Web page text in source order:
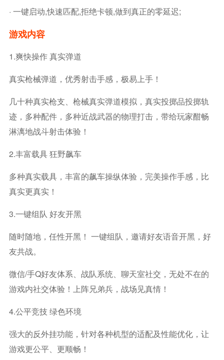
· 一键启动,快速匹配,拒绝卡顿,做到真正的零延迟;
游戏内容
1.爽快操作 真实弹道
真实枪械弹道，优秀射击手感，极易上手！
几十种真实枪支、枪械真实弹道模拟，真实投掷品投掷轨
迹，多种配件，多种近战武器的物理打击，带给玩家酣畅
淋漓地战斗射击体验！
2.丰富载具 狂野飙车
多种真实载具，丰富的飙车操纵体验，完美操作手感，比
真实更真实！
3.一键组队 好友开黑
随时随地，任性开黑！ 一键组队，邀请好友语音开黑，好
友共战。
微信/手Q好友体系、战队系统、聊天室社交，无处不在的
游戏内社交体验！上阵兄弟兵，战场见真情！
4.公平竞技 绿色环境
强大的反外挂功能，针对各种机型的适配及性能优化，让
游戏更公平、更顺畅！